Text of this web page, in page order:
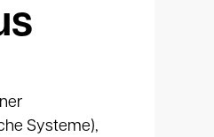
Systeme),